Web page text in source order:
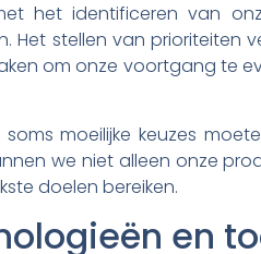
het identificeren van
Het stellen van prioriteiten
om onze voortgang te
moeilijke keuzes
we niet alleen onze
doelen bereiken.
en